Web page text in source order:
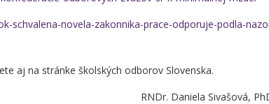
schvalena-novela-zakonnika-prace-odporuje-podla-
aj na stránke školských odborov Slovenska.
RNDr. Daniela Sivašová,